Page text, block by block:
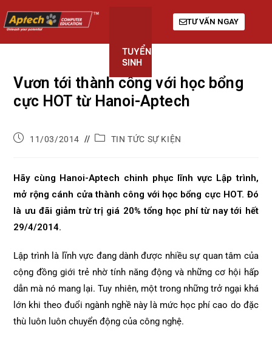
TUYỂN
SINH
TƯ VẤN NGAY
Vươn tới thành công với học bổng
cực HOT từ Hanoi-Aptech
11/03/2014 TIN TỨC SỰ KIỆN
Hãy cùng Hanoi-Aptech chinh phục lĩnh vực Lập trình,
mở rộng cánh cửa thành công với học bổng cực HOT. Đó
là ưu đãi giảm trừ trị giá 20% tổng học phí từ nay tới hết
29/4/2014.
Lập trình là lĩnh vực đang dành được nhiều sự quan tâm của
cộng đồng giới trẻ nhờ tính năng động và những cơ hội hấp
dẫn mà nó mang lại. Tuy nhiên, một trong những trở ngại khá
lớn khi theo đuổi ngành nghề này là mức học phí cao do đặc
thù luôn luôn chuyển động của công nghệ.